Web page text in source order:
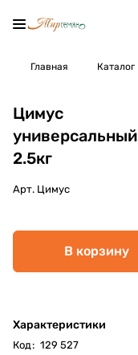
Главная Каталог
Цимус
универсальный
2.5кг
Арт. Цимус
В корзину
Характеристики
Код: 129 527